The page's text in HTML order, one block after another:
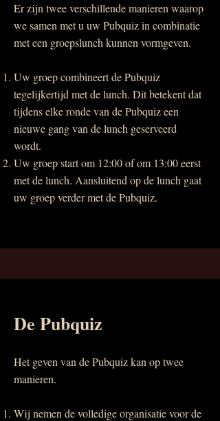
Er zijn twee verschillende manieren waarop
we samen met u uw Pubquiz in combinatie
met een groepslunch kunnen vormgeven.
Uw groep combineert de Pubquiz
tegelijkertijd met de lunch. Dit betekent dat
tijdens elke ronde van de Pubquiz een
nieuwe gang van de lunch geserveerd
wordt.
Uw groep start om 12:00 of om 13:00 eerst
met de lunch. Aansluitend op de lunch gaat
uw groep verder met de Pubquiz.
De Pubquiz
Het geven van de Pubquiz kan op twee
manieren.
Wij nemen de volledige organisatie voor de